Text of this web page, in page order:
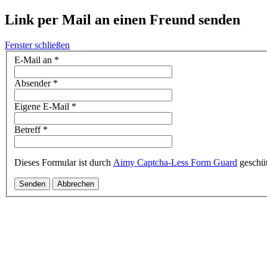
Link per Mail an einen Freund senden
Fenster schließen
E-Mail an *
Absender*
Eigene E-Mail *
Betreff*
Dieses Formular ist durch Aimy Captcha-Less Form Guard
Senden Abbrechen